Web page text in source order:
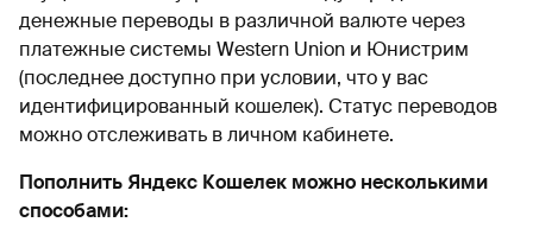
денежные переводы в различной валюте через
платежные системы Western Union и Юнистрим
(последнее доступно при условии, что у вас
идентифицированный кошелек). Статус переводов
можно отслеживать в личном кабинете.
Пополнить Яндекс Кошелек можно несколькими
способами: